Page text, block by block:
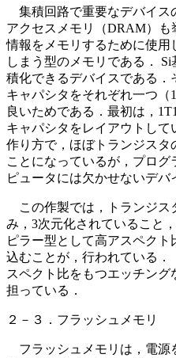
集積回路で重要なデバイス
アクセスメモリ（DRAM）
情報をメモリするために使用
しまう型のメモリである．
積化できるデバイスである．
キャパシタをそれぞれ一つ
良いためである．最初は，
キャパシタをレイアウトし
作り方で，ほぼトランジス
ことになっているが，プロ
ピュータには欠かせないデバ
この作製では，トランジス
み，3次元化されていること
ピラー型として高アスペク
込むことが，行われている
スペクト比をもつエッチン
担っている．
２－３．フラッシュメモリ
フラッシュメモリは，電源